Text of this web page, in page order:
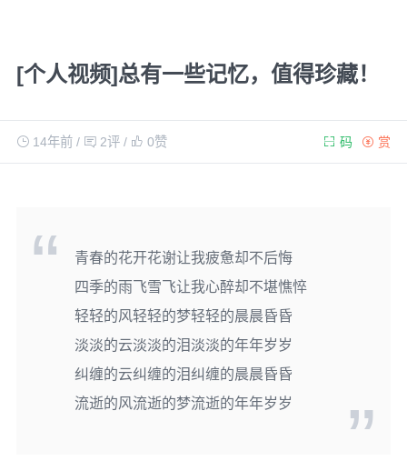
[个人视频]总有一些记忆，值得珍藏！
14年前/ 2评/ 0赞 赏
码
青春的花开花谢让我疲惫却不后悔
四季的雨飞雪飞让我心醉却不堪憔悴
轻轻的风轻轻的梦轻轻的晨晨昏昏
淡淡的云淡淡的泪淡淡的年年岁岁
纠缠的云纠缠的泪纠缠的晨晨昏昏
流逝的风流逝的梦流逝的年年岁岁